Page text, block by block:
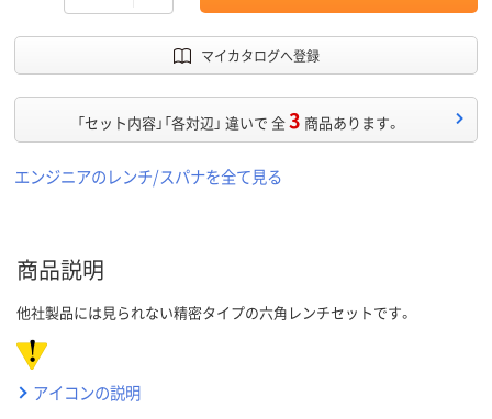
マイカタログへ登録
「セット内容」「各対辺」 違いで 全3 商品あります。
エンジニアのレンチ/スパナを全て見る
商品説明
他社製品には見られない精密タイプの六角レンチセットです。
アイコンの説明